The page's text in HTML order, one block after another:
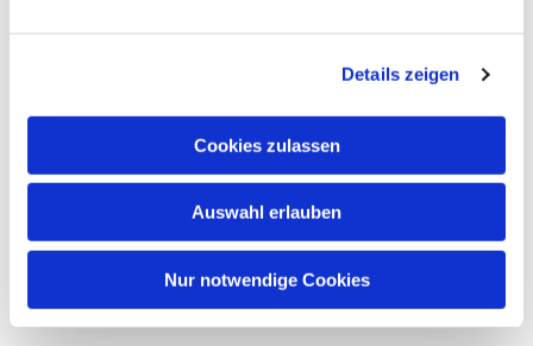
Details zeigen
Cookies zulassen
Auswahl erlauben
Nur notwendige Cookies
Dies könnte Sie auch
interessieren